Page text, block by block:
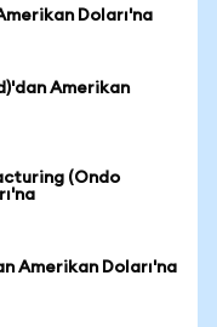
Doları'na
Amerikan
(Ondo
Amerikan Doları'na